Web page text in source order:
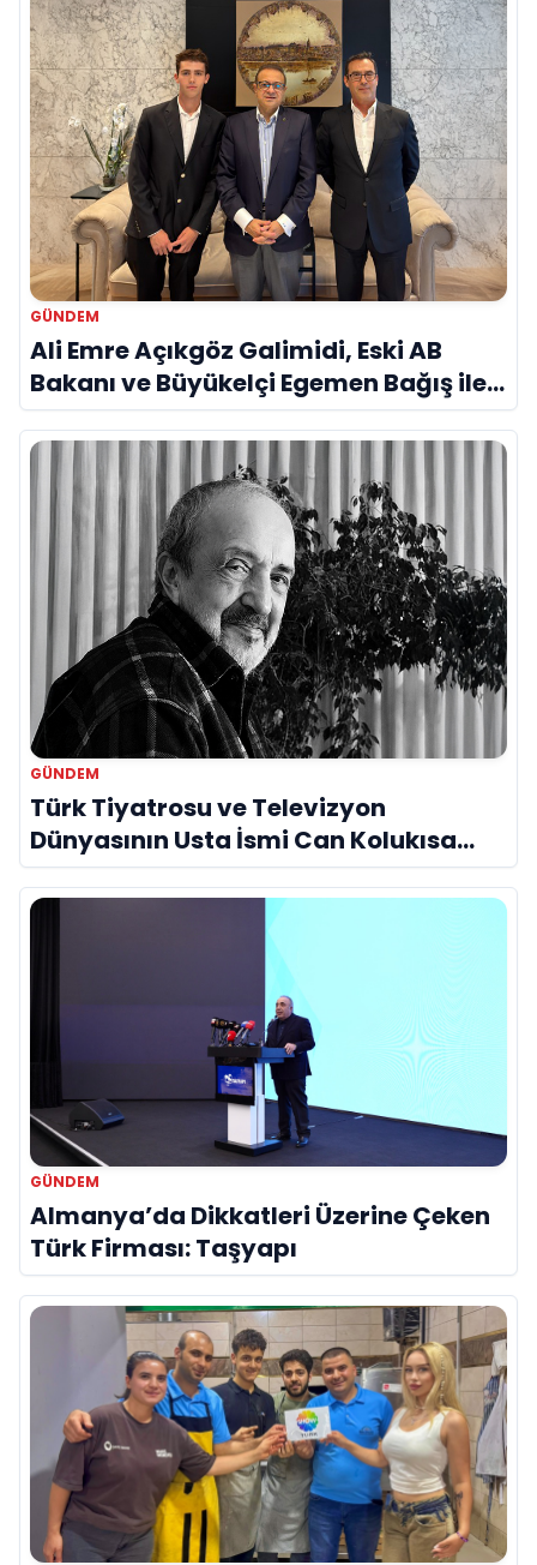
GÜNDEM
Ali Emre Açıkgöz Galimidi, Eski AB
Bakanı ve Büyükelçi Egemen Bağış ile
Bir Araya Geldi
GÜNDEM
Türk Tiyatrosu ve Televizyon
Dünyasının Usta İsmi Can Kolukısa
Hayatını Kaybetti
GÜNDEM
Almanya’da Dikkatleri Üzerine Çeken
Türk Firması: Taşyapı